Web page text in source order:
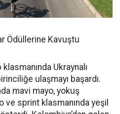
Ödüllerine Kavuştu
Ukraynalı
ulaşmayı başardı.
mavi mayo, yokuş
ve sprint klasmanında yeşil